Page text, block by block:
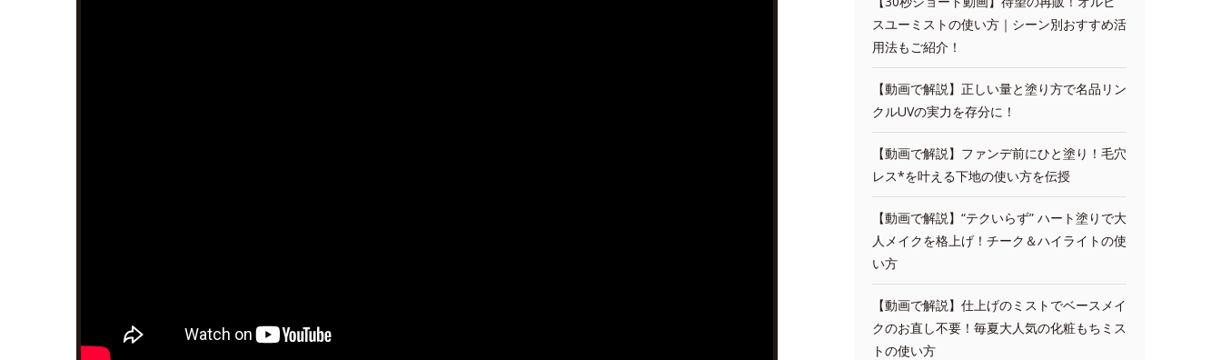
スユーミストの使い方｜シーン別おすすめ活
用法もご紹介！
【動画で解説】正しい量と塗り方で名品リン
クルUVの実力を存分に！
【動画で解説】ファンデ前にひと塗り！毛穴
レス*を叶える下地の使い方を伝授
【動画で解説】“テクいらず” ハート塗りで大
人メイクを格上げ！チーク＆ハイライトの使
い方
【動画で解説】仕上げのミストでベースメイ
クのお直し不要！毎夏大人気の化粧もちミス
トの使い方